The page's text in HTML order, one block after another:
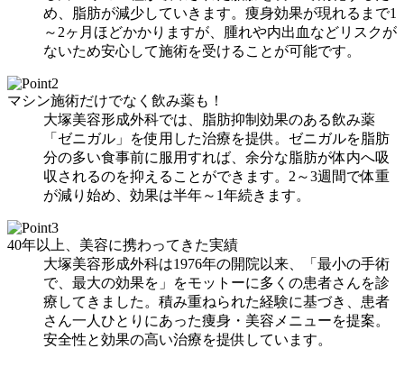
め、脂肪が減少していきます。痩身効果が現れるまで1
～2ヶ月ほどかかりますが、腫れや内出血などリスクが
ないため安心して施術を受けることが可能です。
マシン施術だけでなく飲み薬も！
大塚美容形成外科では、脂肪抑制効果のある飲み薬
「ゼニガル」を使用した治療を提供。ゼニガルを脂肪
分の多い食事前に服用すれば、余分な脂肪が体内へ吸
収されるのを抑えることができます。2～3週間で体重
が減り始め、効果は半年～1年続きます。
40年以上、美容に携わってきた実績
大塚美容形成外科は1976年の開院以来、「最小の手術
で、最大の効果を」をモットーに多くの患者さんを診
療してきました。積み重ねられた経験に基づき、患者
さん一人ひとりにあった痩身・美容メニューを提案。
安全性と効果の高い治療を提供しています。